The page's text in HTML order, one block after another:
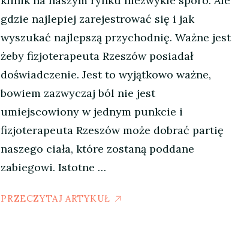
gdzie najlepiej zarejestrować się i jak
wyszukać najlepszą przychodnię. Ważne jest
żeby fizjoterapeuta Rzeszów posiadał
doświadczenie. Jest to wyjątkowo ważne,
bowiem zazwyczaj ból nie jest
umiejscowiony w jednym punkcie i
fizjoterapeuta Rzeszów może dobrać partię
naszego ciała, które zostaną poddane
zabiegowi. Istotne …
PRZECZYTAJ ARTYKUŁ